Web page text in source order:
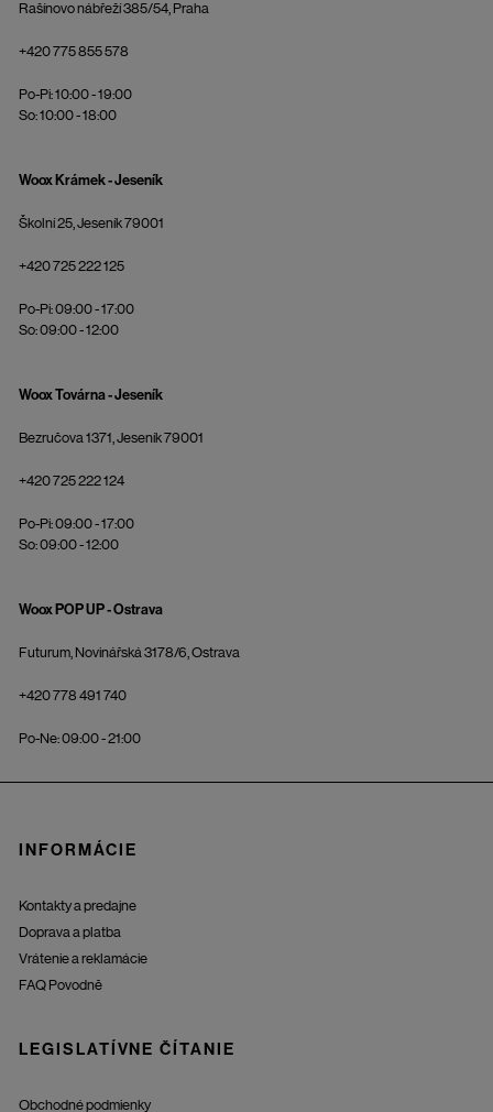
Rašínovo nábřeží 385/54, Praha
+420 775 855 578
Po-Pi: 10:00 - 19:00
So: 10:00 - 18:00
Woox Krámek - Jeseník
Školní 25, Jeseník 79001
+420 725 222 125
Po-Pi: 09:00 - 17:00
So: 09:00 - 12:00
Woox Továrna - Jeseník
Bezručova 1371, Jeseník 79001
+420 725 222 124
Po-Pi: 09:00 - 17:00
So: 09:00 - 12:00
Woox POP UP - Ostrava
Futurum, Novinářská 3178/6, Ostrava
+420 778 491 740
Po-Ne: 09:00 - 21:00
INFORMÁCIE
Kontakty a predajne
Doprava a platba
Vrátenie a reklamácie
FAQ Povodně
LEGISLATÍVNE ČÍTANIE
Obchodné podmienky